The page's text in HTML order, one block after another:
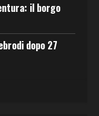
il borgo
dopo 27